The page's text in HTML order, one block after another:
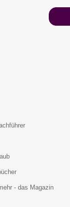
- das Magazin